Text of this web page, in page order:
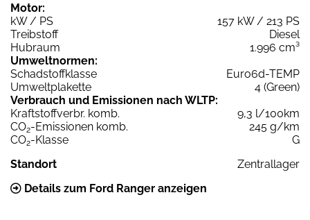
Motor:
kW / PS
157 kW / 213 PS
Treibstoff
Diesel
Hubraum
1.996 cm³
Umweltnormen:
Schadstoffklasse
Euro6d-TEMP
Umweltplakette
4 (Green)
Verbrauch und Emissionen nach WLTP:
Kraftstoffverbr. komb.
9,3 l/100km
CO2-Emissionen komb.
245 g/km
CO2-Klasse
G
Standort
Zentrallager
Details zum Ford Ranger anzeigen